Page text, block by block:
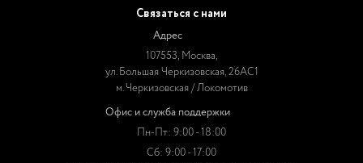
Связаться с нами
Адрес
107553, Москва,
ул. Большая Черкизовская, 26АС1
м. Черкизовская / Локомотив
Офис и служба поддержки
Пн-Пт: 9:00 - 18:00
Сб: 9:00 - 17:00